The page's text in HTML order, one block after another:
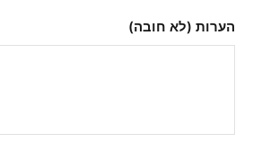
הערות (לא חובה)